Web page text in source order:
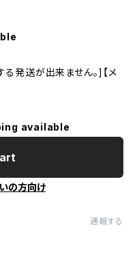
発送が出来ません。]【メ
available
の方向け
通報する